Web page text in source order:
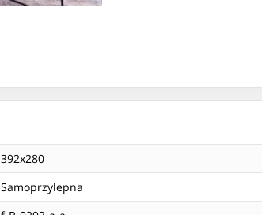
392x280
Samoprzylepna